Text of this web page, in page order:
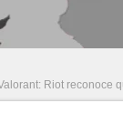
Riot reconoce que "el